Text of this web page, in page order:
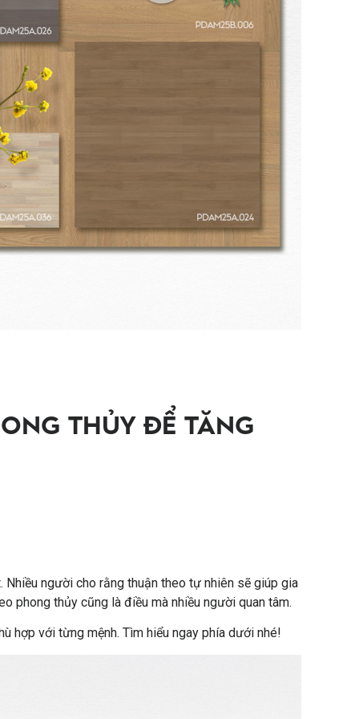
THỦY ĐỂ TĂNG
người cho rằng thuận theo tự nhiên sẽ giúp gia
phong thủy cũng là điều mà nhiều người quan tâm.
hợp với từng mệnh. Tìm hiểu ngay phía dưới nhé!